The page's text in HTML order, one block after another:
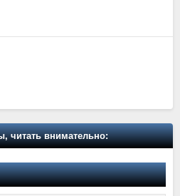
читать внимательно: